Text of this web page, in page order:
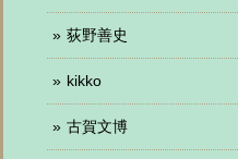
荻野善史
kikko
古賀文博